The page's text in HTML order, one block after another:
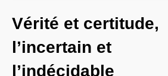
Terminale
Soutien&Aide individualisée
La fureur des Maths
Vérité et certitude,
l’incertain et
l’indécidable